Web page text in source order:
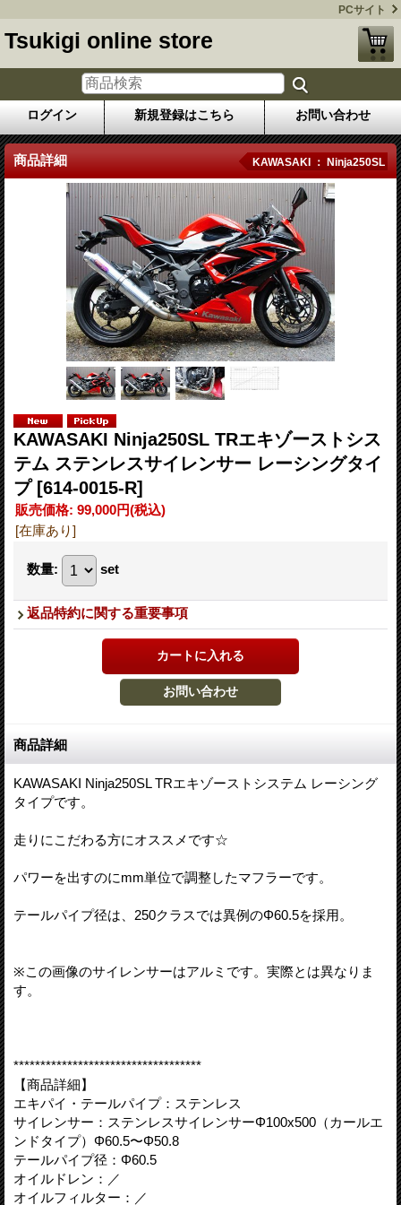
PCサイト
Tsukigi online store
ログイン 新規登録はこちら お問い合わせ
商品詳細 KAWASAKI ： Ninja250SL
KAWASAKI Ninja250SL TRエキゾーストシス
テム ステンレスサイレンサー レーシングタイ
プ [614-0015-R]
販売価格: 99,000円(税込)
[在庫あり]
数量: set
返品特約に関する重要事項
商品詳細
KAWASAKI Ninja250SL TRエキゾーストシステム レーシング
タイプです。
走りにこだわる方にオススメです☆
パワーを出すのにmm単位で調整したマフラーです。
テールパイプ径は、250クラスでは異例のΦ60.5を採用。
※この画像のサイレンサーはアルミです。実際とは異なりま
す。
***********************************
【商品詳細】
エキパイ・テールパイプ：ステンレス
サイレンサー：ステンレスサイレンサーΦ100x500（カールエ
ンドタイプ）Φ60.5〜Φ50.8
テールパイプ径：Φ60.5
オイルドレン：／
オイルフィルター：／